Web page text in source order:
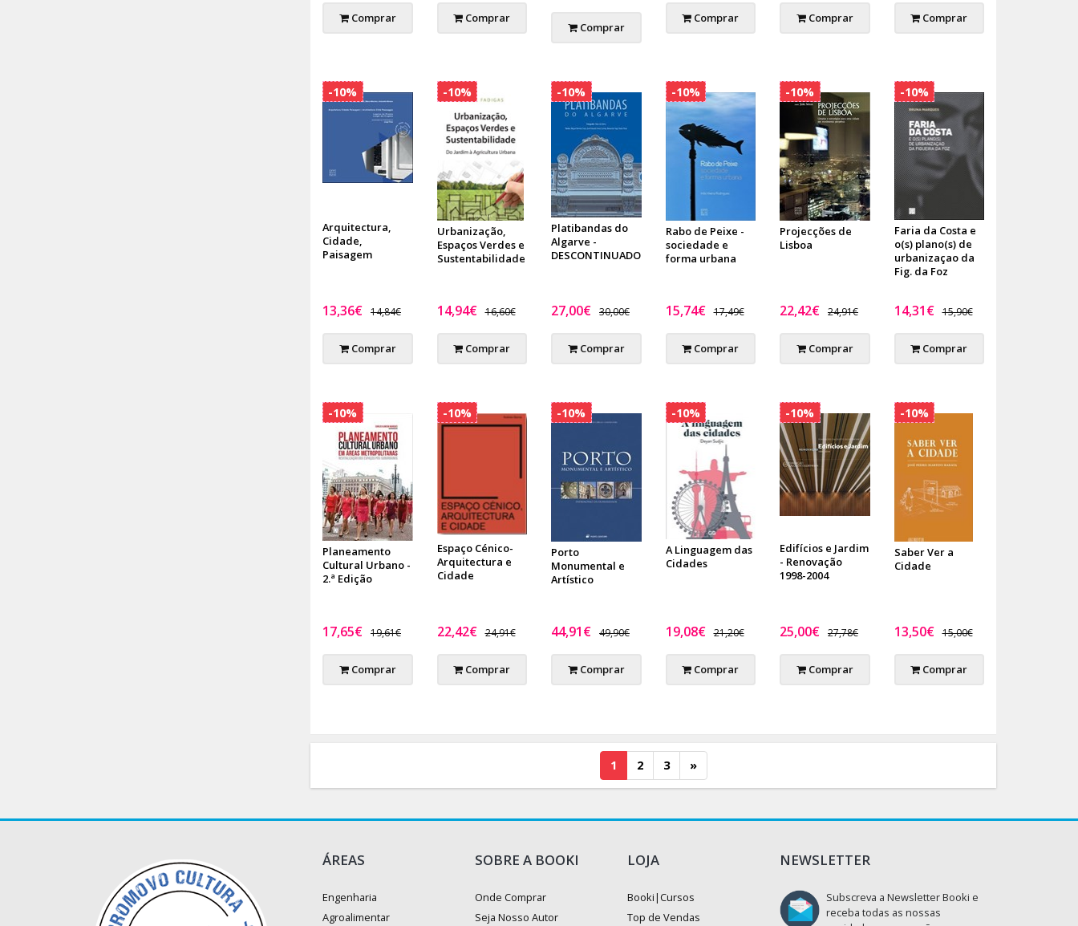
Comprar Comprar
Comprar
Comprar Comprar Comprar
Arquitectura,
Cidade,
Paisagem
13,36€ 14,84€
Comprar
-10%
Urbanização,
Espaços Verdes e
Sustentabilidade
14,94€ 16,60€
Comprar
-10%
Platibandas do
Algarve -
DESCONTINUADO
27,00€ 30,00€
Comprar
-10%
Rabo de Peixe -
sociedade e
forma urbana
15,74€ 17,49€
Comprar
-10%
Projecções de
Lisboa
22,42€ 24,91€
Comprar
-10%
Faria da Costa e
o(s) plano(s) de
urbanizaçao da
Fig. da Foz
14,31€ 15,90€
Comprar
-10%
Planeamento
Cultural Urbano -
2.ª Edição
17,65€ 19,61€
Comprar
-10%
Espaço Cénico-
Arquitectura e
Cidade
22,42€ 24,91€
Comprar
-10%
Porto
Monumental e
Artístico
44,91€ 49,90€
Comprar
-10%
A Linguagem das
Cidades
19,08€ 21,20€
Comprar
-10%
Edifícios e Jardim
- Renovação
1998-2004
25,00€ 27,78€
Comprar
-10%
Saber Ver a
Cidade
13,50€ 15,00€
Comprar
-10%
1 2 3 »
ÁREAS
Engenharia
Agroalimentar
SOBRE A BOOKI
Onde Comprar
Seja Nosso Autor
LOJA
Booki|Cursos
Top de Vendas
NEWSLETTER
Subscreva a Newsletter Booki e
receba todas as nossas